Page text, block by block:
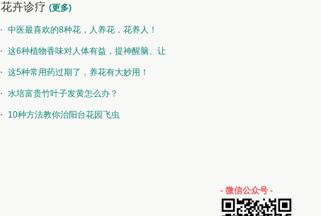
花卉诊疗 (更多)
中医最喜欢的8种花，人养花，花养人！
这6种植物香味对人体有益，提神醒脑、让
你睡的香、身体棒。
这5种常用药过期了，养花有大妙用！
水培富贵竹叶子发黄怎么办？
10种方法教你治阳台花园飞虫
- 微信公众号 -